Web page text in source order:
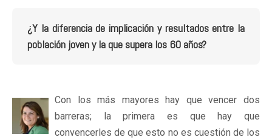
¿Y la diferencia de implicación y resultados entre la
población joven y la que supera los 60 años?
Con los más mayores hay que vencer dos
barreras; la primera es que hay que
convencerles de que esto no es cuestión de los